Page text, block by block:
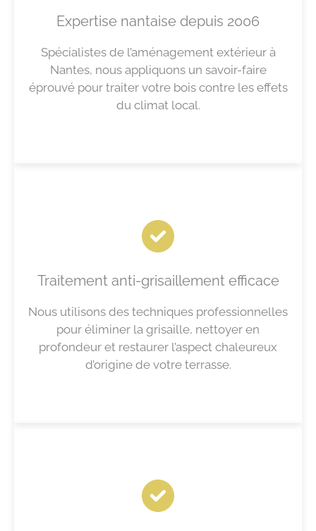
Expertise nantaise depuis 2006
Spécialistes de l’aménagement extérieur à
Nantes, nous appliquons un savoir-faire
éprouvé pour traiter votre bois contre les effets
du climat local.
Traitement anti-grisaillement efficace
Nous utilisons des techniques professionnelles
pour éliminer la grisaille, nettoyer en
profondeur et restaurer l’aspect chaleureux
d’origine de votre terrasse.